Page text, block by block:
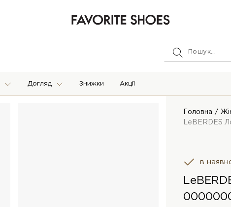
Догляд Знижки Акції
Головна
LeBERDES
в